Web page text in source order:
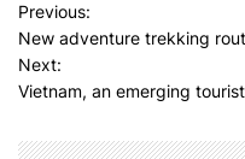
P
o
s
t
Previous:
New adventure trekking
Next:
Vietnam, an emerging